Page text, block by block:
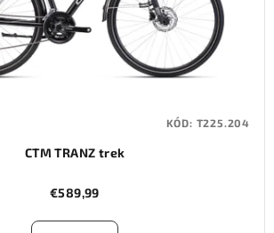
CTM TRANZ trek
€589,99
KÓD: T225.204